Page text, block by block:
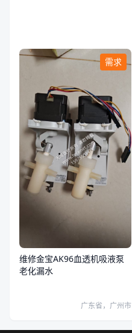
需求
维修金宝AK96血透机吸液泵
老化漏水
广东省，广州市